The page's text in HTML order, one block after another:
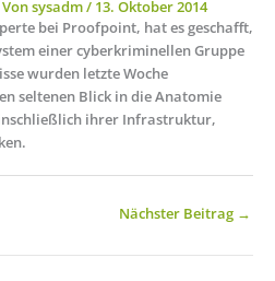
sysadm/ 13. Oktober 2014
bei Proofpoint, hat es geschafft,
einer cyberkriminellen Gruppe
wurden letzte Woche
seltenen Blick in die Anatomie
ihrer Infrastruktur,
Nächster Beitrag →